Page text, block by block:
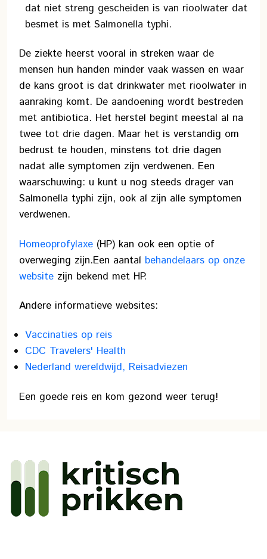
dat niet streng gescheiden is van rioolwater dat
besmet is met Salmonella typhi.
De ziekte heerst vooral in streken waar de
mensen hun handen minder vaak wassen en waar
de kans groot is dat drinkwater met rioolwater in
aanraking komt. De aandoening wordt bestreden
met antibiotica. Het herstel begint meestal al na
twee tot drie dagen. Maar het is verstandig om
bedrust te houden, minstens tot drie dagen
nadat alle symptomen zijn verdwenen. Een
waarschuwing: u kunt u nog steeds drager van
Salmonella typhi zijn, ook al zijn alle symptomen
verdwenen.
Homeoprofylaxe (HP) kan ook een optie of
overweging zijn.Een aantal behandelaars op onze
website zijn bekend met HP.
Andere informatieve websites:
Vaccinaties op reis
CDC Travelers' Health
Nederland wereldwijd, Reisadviezen
Een goede reis en kom gezond weer terug!